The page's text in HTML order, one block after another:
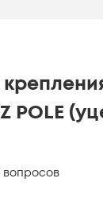
Вопросы и
База знаний
POLE
вопросов